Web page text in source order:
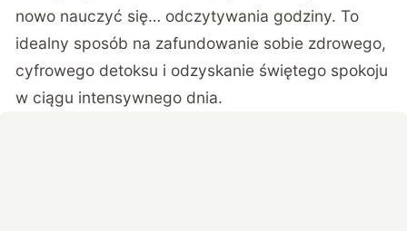
nowo nauczyć się… odczytywania godziny. To
idealny sposób na zafundowanie sobie zdrowego,
cyfrowego detoksu i odzyskanie świętego spokoju
w ciągu intensywnego dnia.